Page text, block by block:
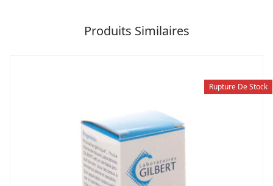
Produits Similaires
Rupture De Stock